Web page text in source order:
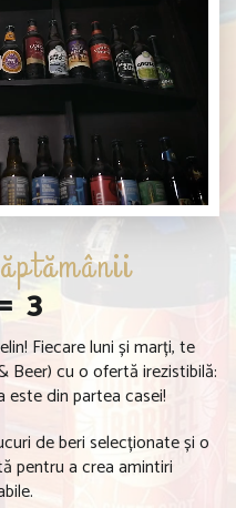
3
Fiecare luni și marți, te
Beer) cu o ofertă irezistibilă:
este din partea casei!
de beri selecționate și o
pentru a crea amintiri